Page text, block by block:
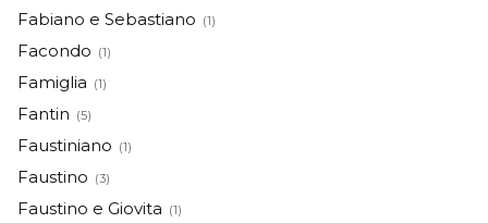
Fabiano e Sebastiano (1)
Facondo (1)
Famiglia (1)
Fantin (5)
Faustiniano (1)
Faustino (3)
Faustino e Giovita (1)